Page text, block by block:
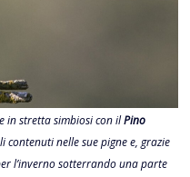
in stretta simbiosi con ilPino
nelle sue pigne e, grazie
l’inverno sotterrando una parte